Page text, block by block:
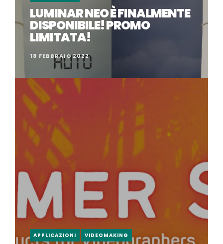
LUMINAR NEO È FINALMENTE
DISPONIBILE! PROMO
LIMITATA!
18 FEBBRAIO 2022
APPLICAZIONI VIDEOMAKING